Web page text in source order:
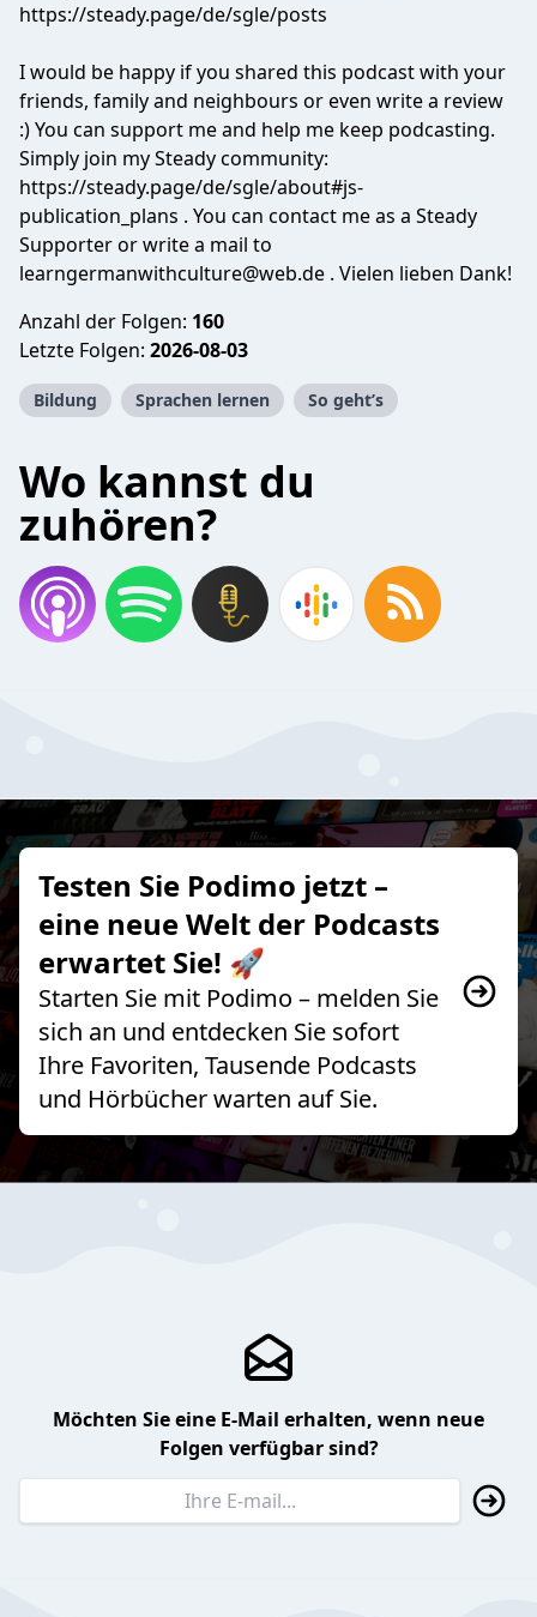
https://steady.page/de/sgle/posts
I would be happy if you shared this podcast with your
friends, family and neighbours or even write a review
:) You can support me and help me keep podcasting.
Simply join my Steady community:
https://steady.page/de/sgle/about#js-
publication_plans . You can contact me as a Steady
Supporter or write a mail to
learngermanwithculture@web.de . Vielen lieben Dank!
Anzahl der Folgen: 160
Letzte Folgen: 2026-08-03
Bildung Sprachen lernen So geht’s
Wo kannst du
zuhören?
Testen Sie Podimo jetzt –
eine neue Welt der Podcasts
erwartet Sie! 🚀
Starten Sie mit Podimo – melden Sie
sich an und entdecken Sie sofort
Ihre Favoriten, Tausende Podcasts
und Hörbücher warten auf Sie.
Möchten Sie eine E-Mail erhalten, wenn neue
Folgen verfügbar sind?